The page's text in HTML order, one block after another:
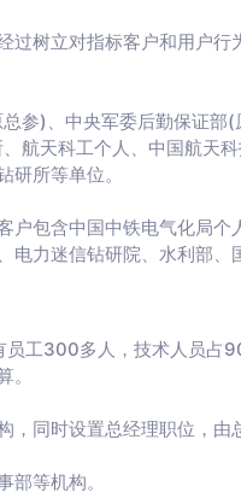
过树立对指标客户和用户
参)、中央军委后勤保证部
航天科工个人、中国航天
所等单位。
户包含中国中铁电气化局个
电力迷信钻研院、水利部
工300多人，技术人员占
同时设置总经理职位，由
等机构。